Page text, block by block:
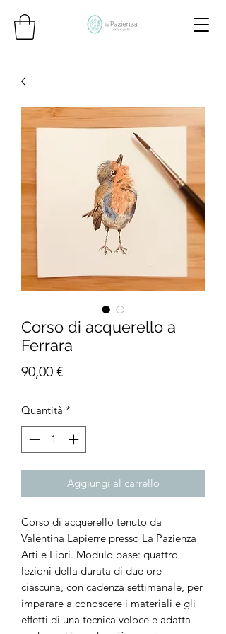
Corso di acquerello a
Ferrara
90,00 €Prezzo
Quantità *
Aggiungi al carrello
Corso di acquerello tenuto da
Valentina Lapierre presso La Pazienza
Arti e Libri. Modulo base: quattro
lezioni della durata di due ore
ciascuna, con cadenza settimanale, per
imparare a conoscere i materiali e gli
effetti di una tecnica veloce e adatta